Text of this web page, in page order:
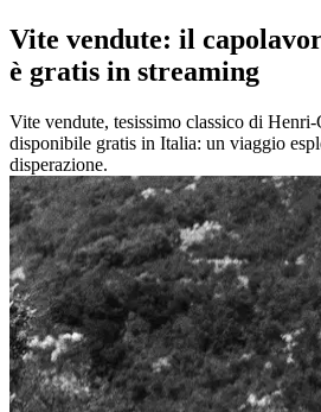
Vite vendute: il
è gratis in streaming
Vite vendute, tesissimo classico di
disponibile gratis in Italia: un viaggio
disperazione.